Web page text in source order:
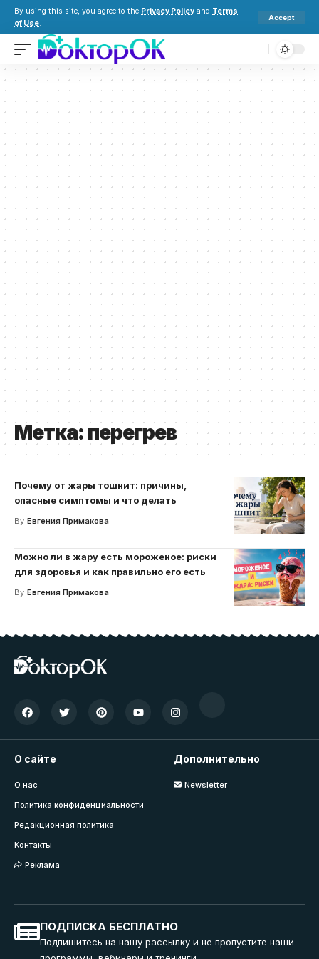
By using this site, you agree to the Privacy Policy and Terms
of Use.
Accept
Метка: перегрев
Почему от жары тошнит: причины,
опасные симптомы и что делать
By Евгения Примакова
Можно ли в жару есть мороженое: риски
для здоровья и как правильно его есть
By Евгения Примакова
О сайте
О нас
Политика конфиденциальности
Редакционная политика
Контакты
Реклама
Дополнительно
Newsletter
ПОДПИСКА БЕСПЛАТНО
Подпишитесь на нашу рассылку и не пропустите наши